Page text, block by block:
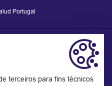
Portugal
de saúde e o doente
terceiros para fins técnicos